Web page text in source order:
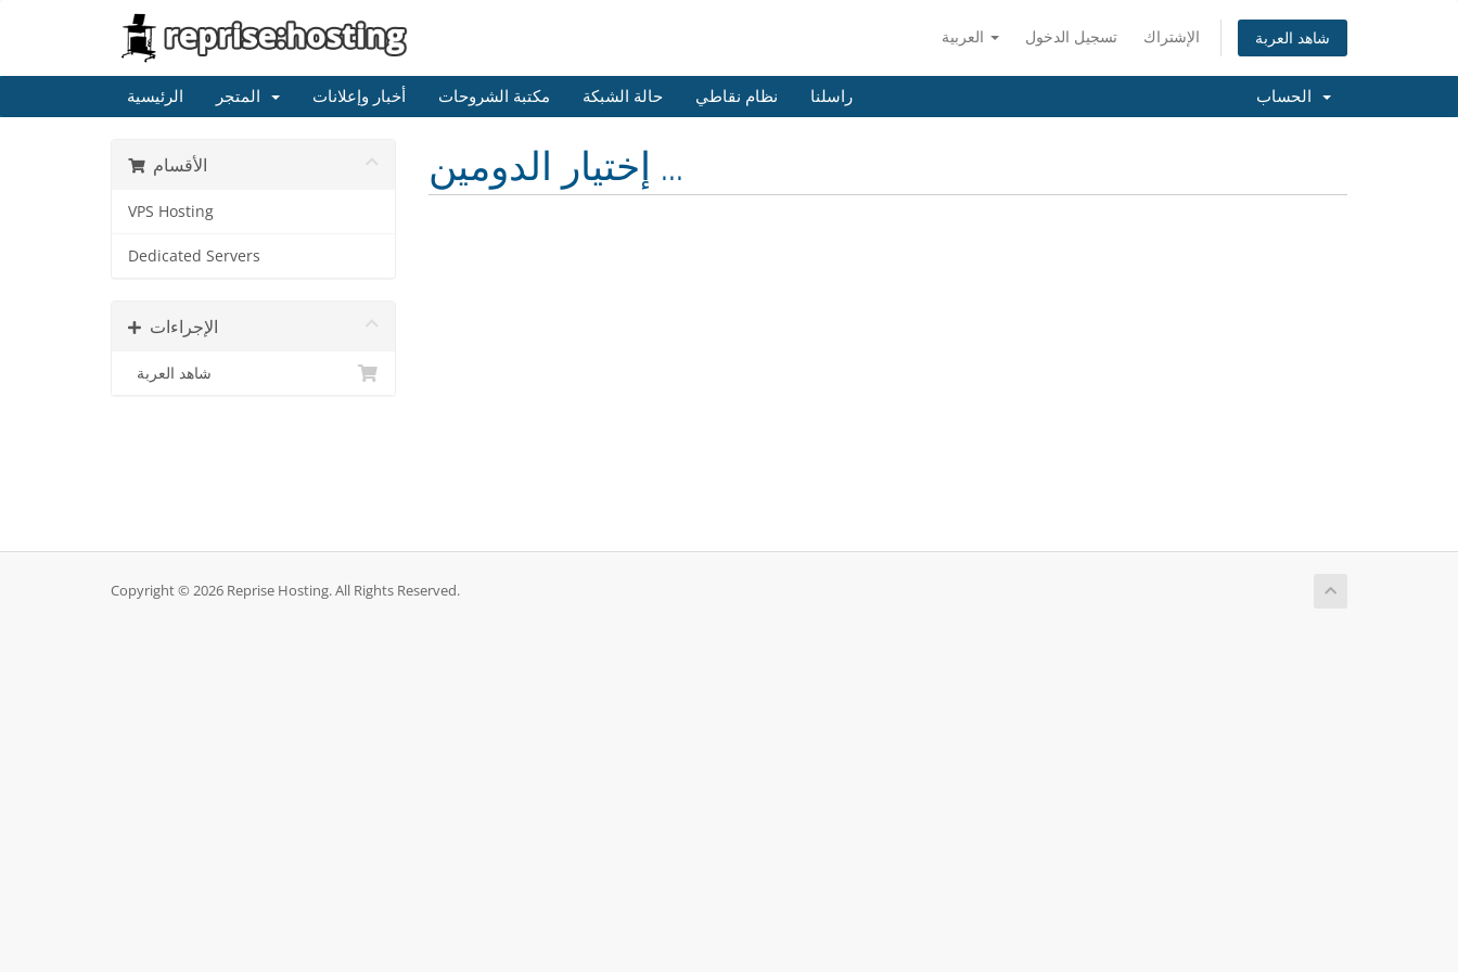
تسجيل الدخول الإشتراك شاهد العربة
الرئيسية أخبار وإعلانات مكتبة الشروحات حالة الشبكة نظام نقاطي راسلنا
الأقسام
VPS Hosting
Dedicated Servers
الإجراءات
شاهد العربة
إختيار الدومين ...
Copyright © 2026 Reprise Hosting. All Rights Reserved.